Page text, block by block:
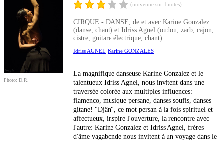
Photo: D.R.
(moyenne sur 1 notes)
CIRQUE - DANSE, de et avec Karine Gonzalez
(danse, chant) et Idriss Agnel (oudou, zarb, cajon,
cistre, guitare électrique, chant).
Idriss AGNEL Karine GONZALES
La magnifique danseuse Karine Gonzalez et le
talentueux Idriss Agnel, nous invitent dans une
traversée colorée aux multiples influences:
flamenco, musique persane, danses soufis, danses
gitane! "Djân", ce mot persan à la fois spirituel et
affectueux, inspire l'ouverture, la rencontre avec
l'autre: Karine Gonzalez et Idriss Agnel, frères
d'âme vagabonde nous invitent à un voyage dans le